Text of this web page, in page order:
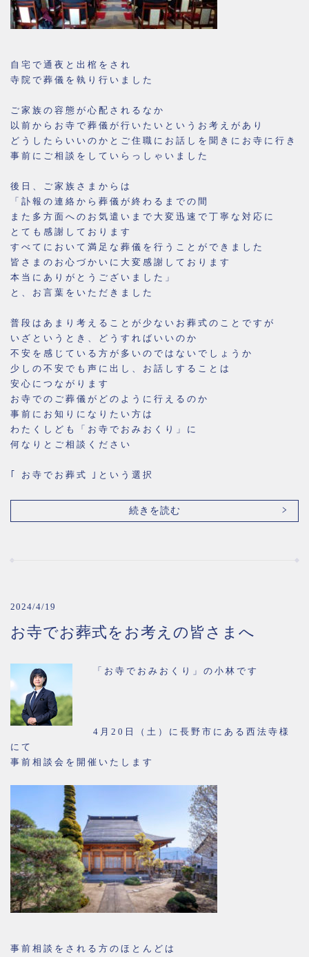
自宅で通夜と出棺をされ
寺院で葬儀を執り行いました
ご家族の容態が心配されるなか
以前からお寺で葬儀が行いたいというお考えがあり
どうしたらいいのかとご住職にお話しを聞きにお寺に行き
事前にご相談をしていらっしゃいました
後日、ご家族さまからは
「訃報の連絡から葬儀が終わるまでの間
また多方面へのお気遣いまで大変迅速で丁寧な対応に
とても感謝しております
すべてにおいて満足な葬儀を行うことができました
皆さまのお心づかいに大変感謝しております
本当にありがとうございました」
と、お言葉をいただきました
普段はあまり考えることが少ないお葬式のことですが
いざというとき、どうすればいいのか
不安を感じている方が多いのではないでしょうか
少しの不安でも声に出し、お話しすることは
安心につながります
お寺でのご葬儀がどのように行えるのか
事前にお知りになりたい方は
わたくしども「お寺でおみおくり」に
何なりとご相談ください
｢ お寺でお葬式 ｣という選択
続きを読む
2024/4/19
お寺でお葬式をお考えの皆さまへ
「お寺でおみおくり」の小林です
4月20日（土）に長野市にある西法寺様
にて
事前相談会を開催いたします
事前相談をされる方のほとんどは